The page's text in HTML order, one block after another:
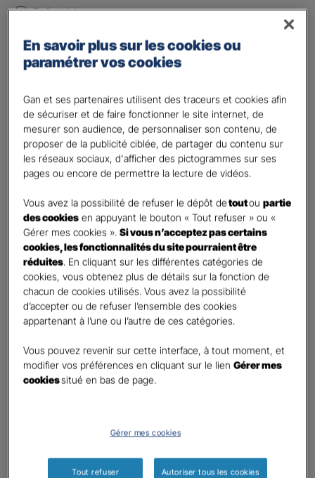
Enfant(s)
Quand souhaitez-vous être assuré ?
Vos informations :
Etes-vous déjà client Gan assurances ?*
Oui
Non
Civilité
Madame
Monsieur
Contact*
First Last
United
States
E-mail*
Informations complémentaires (facultatif)
En savoir plus sur les cookies ou
paramétrer vos cookies
Gan et ses partenaires utilisent des traceurs et cookies afin
de sécuriser et de faire fonctionner le site internet, de
mesurer son audience, de personnaliser son contenu, de
proposer de la publicité ciblée, de partager du contenu sur
les réseaux sociaux, d'afficher des pictogrammes sur ses
pages ou encore de permettre la lecture de vidéos.
Vous avez la possibilité de refuser le dépôt detoutoupartie
des cookies en appuyant le bouton « Tout refuser » ou «
Gérer mes cookies ».Si vous n’acceptez pas certains
cookies, les fonctionnalités du site pourraient être
réduites. En cliquant sur les différentes catégories de
cookies, vous obtenez plus de détails sur la fonction de
chacun de cookies utilisés. Vous avez la possibilité
d’accepter ou de refuser l’ensemble des cookies
appartenant à l’une ou l’autre de ces catégories.
Vous pouvez revenir sur cette interface, à tout moment, et
modifier vos préférences en cliquant sur le lienGérer mes
cookiessitué en bas de page.
Gérer mes cookies
Tout refuser Autoriser tous les cookies